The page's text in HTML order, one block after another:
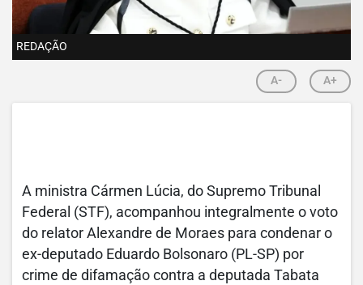
REDAÇÃO
A- A+
A ministra Cármen Lúcia, do Supremo Tribunal
Federal (STF), acompanhou integralmente o voto
do relator Alexandre de Moraes para condenar o
ex-deputado Eduardo Bolsonaro (PL-SP) por
crime de difamação contra a deputada Tabata